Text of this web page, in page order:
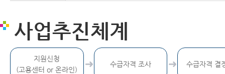
사업추진체계
지원신청
(고용센터 or 온라인)
수급자격 조사 수급자격 결